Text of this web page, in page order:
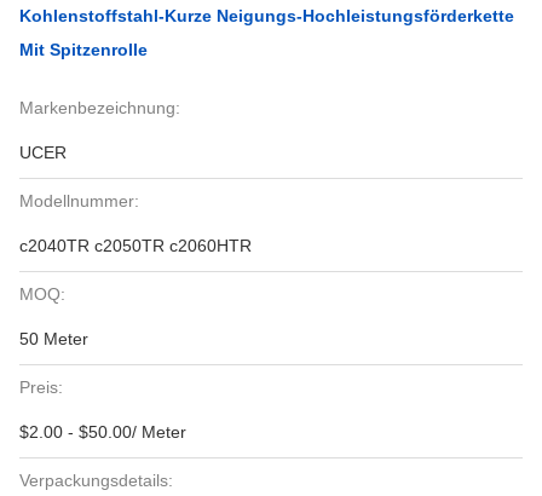
Kohlenstoffstahl-Kurze Neigungs-Hochleistungsförderkette
Mit Spitzenrolle
Markenbezeichnung:
UCER
Modellnummer:
c2040TR c2050TR c2060HTR
MOQ:
50 Meter
Preis:
$2.00 - $50.00/ Meter
Verpackungsdetails: